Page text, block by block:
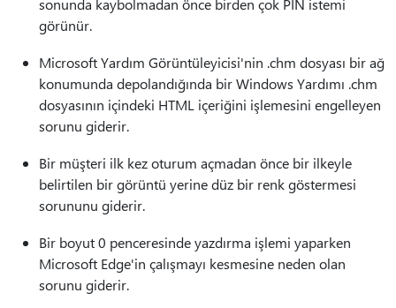
sonunda kaybolmadan önce birden çok PIN istemi
görünür.
Microsoft Yardım Görüntüleyicisi'nin .chm dosyası bir ağ
konumunda depolandığında bir Windows Yardımı .chm
dosyasının içindeki HTML içeriğini işlemesini engelleyen
sorunu giderir.
Bir müşteri ilk kez oturum açmadan önce bir ilkeyle
belirtilen bir görüntü yerine düz bir renk göstermesi
sorununu giderir.
Bir boyut 0 penceresinde yazdırma işlemi yaparken
Microsoft Edge'in çalışmayı kesmesine neden olan
sorunu giderir.